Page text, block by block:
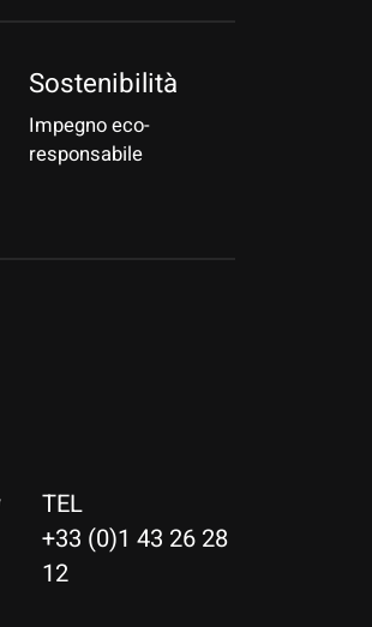
Sostenibilità
Impegno eco-
responsabile
TEL
+33 (0)1 43 26 28
12